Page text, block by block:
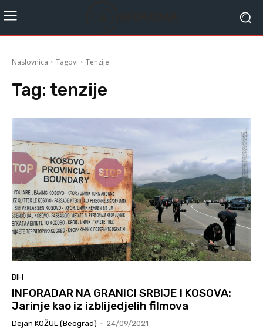
Naslovnica Tagovi Tenzije
Tag: tenzije
BIH
INFORADAR NA GRANICI SRBIJE I KOSOVA:
Jarinje kao iz izblijedjelih filmova
Dejan KOŽUL (Beograd) - 24/09/2021